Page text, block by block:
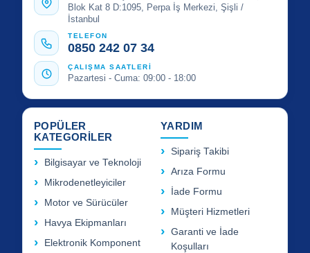
Blok Kat 8 D:1095, Perpa İş Merkezi, Şişli /
İstanbul
TELEFON
0850 242 07 34
ÇALIŞMA SAATLERİ
Pazartesi - Cuma: 09:00 - 18:00
POPÜLER
KATEGORİLER
Bilgisayar ve Teknoloji
Mikrodenetleyiciler
Motor ve Sürücüler
Havya Ekipmanları
Elektronik Komponent
YARDIM
Sipariş Takibi
Arıza Formu
İade Formu
Müşteri Hizmetleri
Garanti ve İade
Koşulları